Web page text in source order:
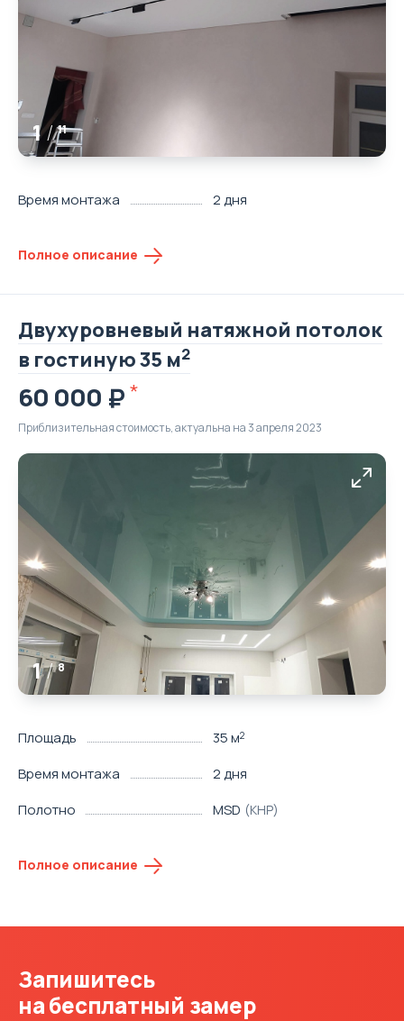
1/11
Время монтажа 2 дня
Полное описание
Двухуровневый натяжной потолок
в гостиную 35 м2
60 000
Приблизительная стоимость, актуальна на 3 апреля 2023
1/8
Площадь 35 м2
Время монтажа
2 дня
Полотно
MSD (КНР)
Полное описание
Запишитесь
на бесплатный замер